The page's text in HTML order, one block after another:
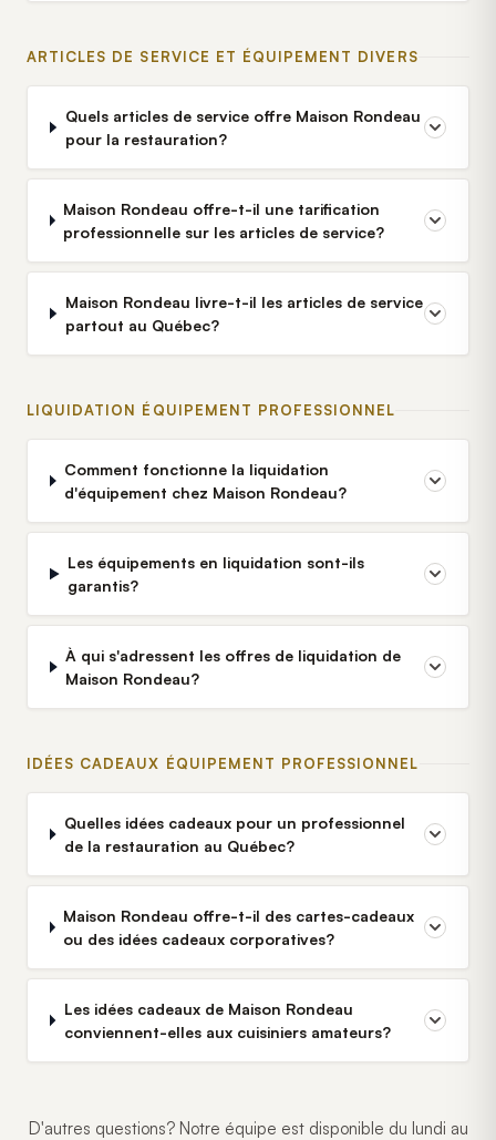
ARTICLES DE SERVICE ET ÉQUIPEMENT DIVERS
Quels articles de service offre Maison Rondeau
pour la restauration?
Maison Rondeau offre-t-il une tarification
professionnelle sur les articles de service?
Maison Rondeau livre-t-il les articles de service
partout au Québec?
LIQUIDATION ÉQUIPEMENT PROFESSIONNEL
Comment fonctionne la liquidation
d'équipement chez Maison Rondeau?
Les équipements en liquidation sont-ils
garantis?
À qui s'adressent les offres de liquidation de
Maison Rondeau?
IDÉES CADEAUX ÉQUIPEMENT PROFESSIONNEL
Quelles idées cadeaux pour un professionnel
de la restauration au Québec?
Maison Rondeau offre-t-il des cartes-cadeaux
ou des idées cadeaux corporatives?
Les idées cadeaux de Maison Rondeau
conviennent-elles aux cuisiniers amateurs?
D'autres questions? Notre équipe est disponible du lundi au